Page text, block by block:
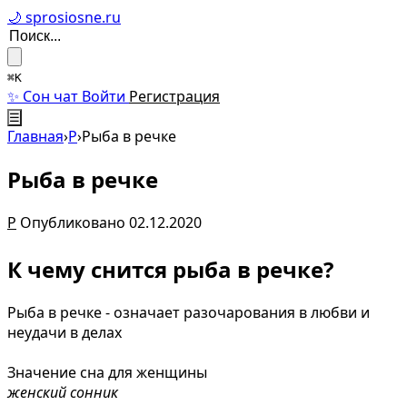
🌙 sprosiosne.ru
⌘K
✨ Сон чат Войти Регистрация
☰
Главная›Р›Рыба в речке
Рыба в речке
Р Опубликовано 02.12.2020
К чему снится рыба в речке?
Рыба в речке - означает разочарования в любви и
неудачи в делах
Значение сна для женщины
женский сонник